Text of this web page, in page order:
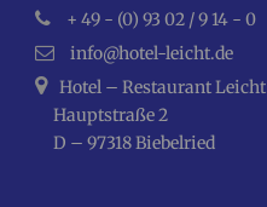
+ 49 - (0) 93 02 / 9 14 - 0
info@hotel-leicht.de
Hotel – Restaurant Leicht
Hauptstraße 2
D – 97318 Biebelried